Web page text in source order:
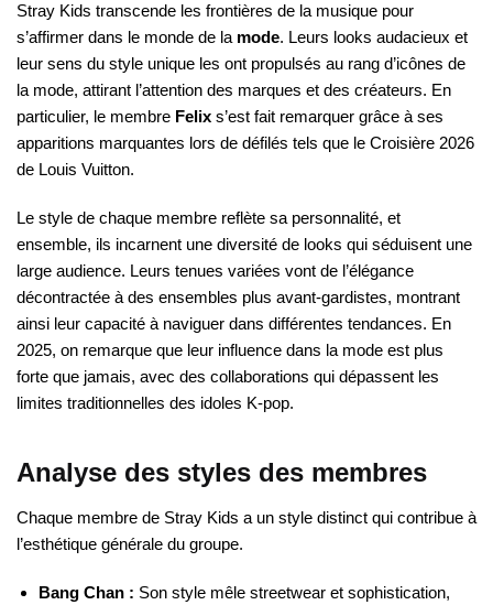
Stray Kids transcende les frontières de la musique pour
s’affirmer dans le monde de la mode. Leurs looks audacieux et
leur sens du style unique les ont propulsés au rang d’icônes de
la mode, attirant l’attention des marques et des créateurs. En
particulier, le membre Felix s’est fait remarquer grâce à ses
apparitions marquantes lors de défilés tels que le Croisière 2026
de Louis Vuitton.
Le style de chaque membre reflète sa personnalité, et
ensemble, ils incarnent une diversité de looks qui séduisent une
large audience. Leurs tenues variées vont de l’élégance
décontractée à des ensembles plus avant-gardistes, montrant
ainsi leur capacité à naviguer dans différentes tendances. En
2025, on remarque que leur influence dans la mode est plus
forte que jamais, avec des collaborations qui dépassent les
limites traditionnelles des idoles K-pop.
Analyse des styles des membres
Chaque membre de Stray Kids a un style distinct qui contribue à
l’esthétique générale du groupe.
Bang Chan : Son style mêle streetwear et sophistication,